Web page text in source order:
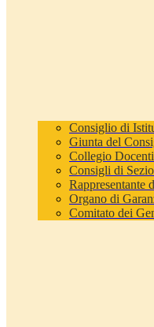
Consiglio di
Giunta del
Collegio Docenti
Consigli di
Rappresentante
Organo di
Comitato dei